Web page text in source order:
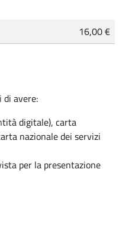
16,00 €
di avere:
digitale), carta
nazionale dei servizi
per la presentazione